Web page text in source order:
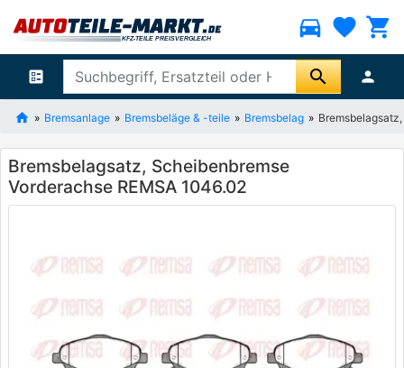
directions_car favorite shopping_cart
ballot search person
Bremsanlage Bremsbeläge & -teile Bremsbelag
Bremsbelagsatz, Scheibenbremse
Vorderachse REMSA 1046.02